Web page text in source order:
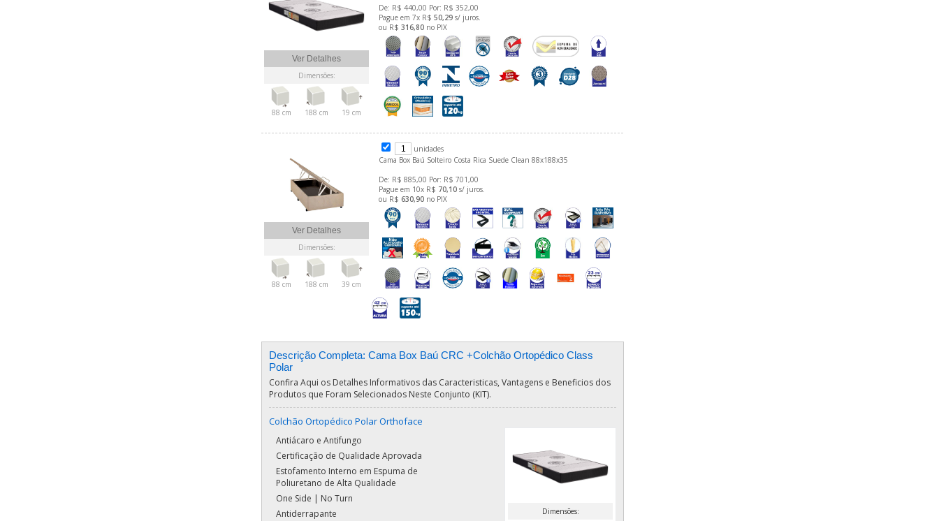
Ver Detalhes
Dimensões:
88 cm 188 cm 19 cm
De: R$ 440,00 Por: R$ 352,00
Pague em 7x R$ 50,29 s/ juros.
ou R$ 316,80 no PIX
Ver Detalhes
Dimensões:
88 cm 188 cm 39 cm
unidades
Cama Box Baú Solteiro Costa Rica Suede Clean 88x188x35
De: R$ 885,00 Por: R$ 701,00
Pague em 10x R$ 70,10 s/ juros.
ou R$ 630,90 no PIX
Descrição Completa: Cama Box Baú CRC +Colchão Ortopédico Class
Polar
Confira Aqui os Detalhes Informativos das Caracteristicas, Vantagens e Beneficios dos
Produtos que Foram Selecionados Neste Conjunto (KIT).
Colchão Ortopédico Polar Orthoface
Dimensões:
Antiácaro e Antifungo
Certificação de Qualidade Aprovada
Estofamento Interno em Espuma de
Poliuretano de Alta Qualidade
One Side | No Turn
Antiderrapante